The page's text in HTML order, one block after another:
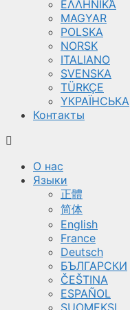
ΕΛΛΗΝΙΚΆ
MAGYAR
POLSKA
NORSK
ITALIANO
SVENSKA
TÜRKÇE
YКРАЇНСЬКА
Контакты
О нас
Языки
正體
简体
English
France
Deutsch
БЪЛГАРСКИ
ČEŠTINA
ESPAÑOL
SUOMEKSI